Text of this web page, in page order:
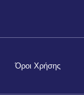
Όροι Χρήσης